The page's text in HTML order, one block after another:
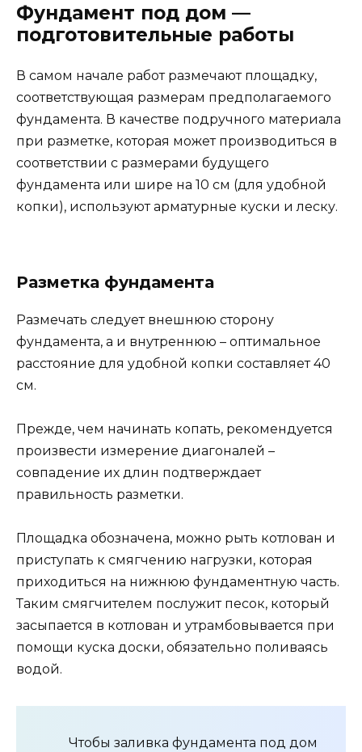
Фундамент под дом —
подготовительные работы
В самом начале работ размечают площадку,
соответствующая размерам предполагаемого
фундамента. В качестве подручного материала
при разметке, которая может производиться в
соответствии с размерами будущего
фундамента или шире на 10 см (для удобной
копки), используют арматурные куски и леску.
Разметка фундамента
Размечать следует внешнюю сторону
фундамента, а и внутреннюю – оптимальное
расстояние для удобной копки составляет 40
см.
Прежде, чем начинать копать, рекомендуется
произвести измерение диагоналей –
совпадение их длин подтверждает
правильность разметки.
Площадка обозначена, можно рыть котлован и
приступать к смягчению нагрузки, которая
приходиться на нижнюю фундаментную часть.
Таким смягчителем послужит песок, который
засыпается в котлован и утрамбовывается при
помощи куска доски, обязательно поливаясь
водой.
Чтобы заливка фундамента под дом